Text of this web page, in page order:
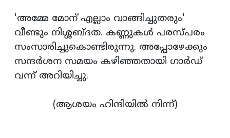
'അമ്മേ മോന് എല്ലാം വാങ്ങിച്ചുതരും'
വീണ്ടും നിശ്ശബ്ദത. കണ്ണുകള്‍ പരസ്പരം
സംസാരിച്ചുകൊണ്ടിരുന്നു. അപ്പോഴേക്കും
സന്ദര്‍ശന സമയം കഴിഞ്ഞതായി ഗാര്‍ഡ്
വന്ന് അറിയിച്ചു.
(ആശയം ഹിന്ദിയില്‍ നിന്ന്)